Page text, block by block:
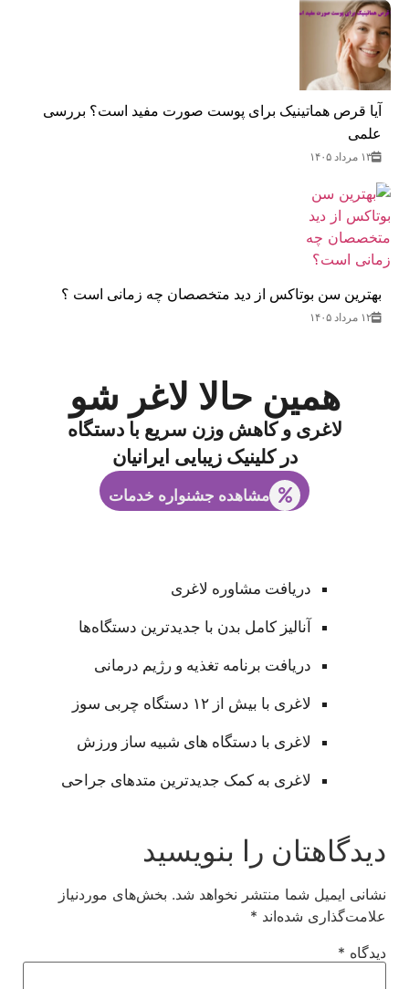
آیا قرص هماتینیک برای پوست صورت مفید است؟ بررسی
علمی
۱۳ مرداد ۱۴۰۵
بهترین سن بوتاکس از دید متخصصان چه زمانی است ؟
۱۲ مرداد ۱۴۰۵
همین حالا لاغر شو
لاغری و کاهش وزن سریع با دستگاه
در کلینیک زیبایی ایرانیان
مشاهده جشنواره خدمات
دریافت مشاوره لاغری
آنالیز کامل بدن با جدیدترین دستگاه‌ها
دریافت برنامه تغذیه و رژیم درمانی
لاغری با بیش از ۱۲ دستگاه چربی سوز
لاغری با دستگاه های شبیه ساز ورزش
لاغری به کمک جدیدترین متدهای جراحی
دیدگاهتان را بنویسید
نشانی ایمیل شما منتشر نخواهد شد. بخش‌های موردنیاز
علامت‌گذاری شده‌اند *
دیدگاه *